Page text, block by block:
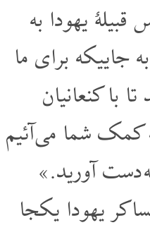
قبیلۀ یهودا به
جاییکه برای ما
با کنعانیان
شما می آئیم
دست آورید.»
یهودا یکجا